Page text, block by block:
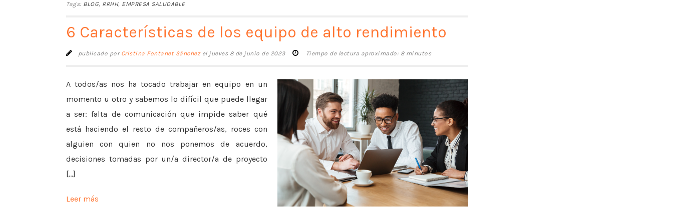
Tags: BLOG, RRHH, EMPRESA SALUDABLE
6 Características de los equipo de alto rendimiento
publicado por Cristina Fontanet Sánchezel jueves 8 de junio de 2023 Tiempo de lectura aproximado: 8 minutos
A todos/as nos ha tocado trabajar en equipo en un
momento u otro y sabemos lo difícil que puede llegar
a ser: falta de comunicación que impide saber qué
está haciendo el resto de compañeros/as, roces con
alguien con quien no nos ponemos de acuerdo,
decisiones tomadas por un/a director/a de proyecto
[...]
Leer más